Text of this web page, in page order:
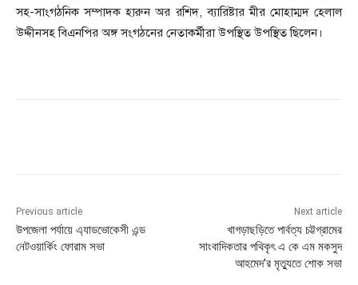
সহ-সাংগঠনিক সম্পাদক হারুন অর রশিদ, ব্যারিষ্টার মীর মোহাম্মদ হেলাল
উদ্দীনসহ বিএনপির অঙ্গ সংগঠনের নেতাকর্মীরা উপস্থিত উপস্থিত ছিলেন।
Previous article
উপজেলা পর্যায়ে এ্যাডভোকেসী এন্ড
নেটওয়ার্কিং ফোরাম সভা
Next article
খাগড়াছড়িতে পার্বত্য চট্টগ্রামের
সাংবাদিকতার পথিকৃৎ এ কে এম মকসুদ
আহমেদ’র মৃত্যুতে শোক সভা